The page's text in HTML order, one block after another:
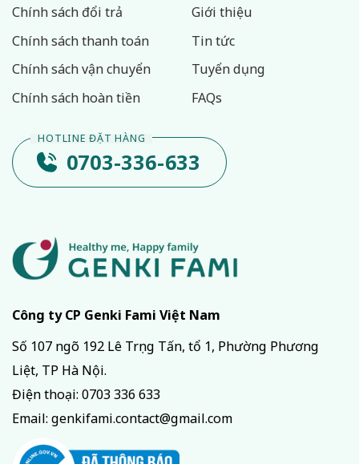
Chính sách đổi trả
Chính sách thanh toán
Chính sách vận chuyển
Chính sách hoàn tiền
Giới thiệu
Tin tức
Tuyển dụng
FAQs
0703-336-633
Công ty CP Genki Fami Việt Nam
Số 107 ngõ 192 Lê Trọng Tấn, tổ 1, Phường Phương
Liệt, TP Hà Nội.
Điện thoại: 0703 336 633
Email: genkifami.contact@gmail.com